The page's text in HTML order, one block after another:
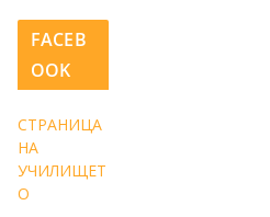
FACEB
OOK
СТРАНИЦА
НА
УЧИЛИЩЕТ
О